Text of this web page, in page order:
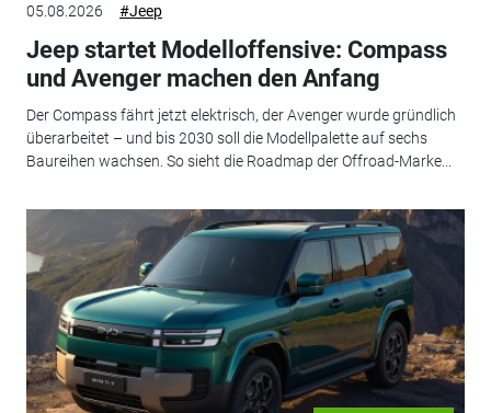
05.08.2026 #Jeep
Jeep startet Modelloffensive: Compass
und Avenger machen den Anfang
Der Compass fährt jetzt elektrisch, der Avenger wurde gründlich
überarbeitet – und bis 2030 soll die Modellpalette auf sechs
Baureihen wachsen. So sieht die Roadmap der Offroad-Marke...